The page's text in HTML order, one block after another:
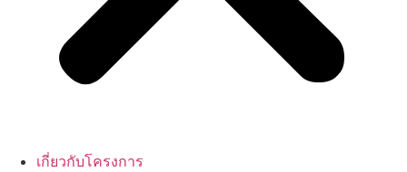
เกี่ยวกับโครงการ